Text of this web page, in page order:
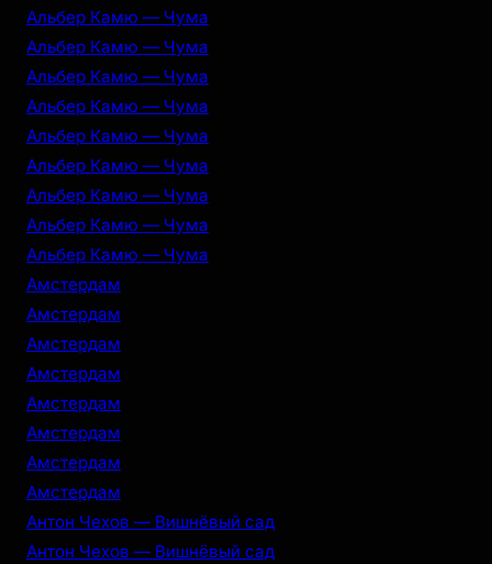
Альбер Камю — Чума
Альбер Камю — Чума
Альбер Камю — Чума
Альбер Камю — Чума
Альбер Камю — Чума
Альбер Камю — Чума
Альбер Камю — Чума
Альбер Камю — Чума
Альбер Камю — Чума
Амстердам
Амстердам
Амстердам
Амстердам
Амстердам
Амстердам
Амстердам
Амстердам
Антон Чехов — Вишнёвый сад
Антон Чехов — Вишнёвый сад